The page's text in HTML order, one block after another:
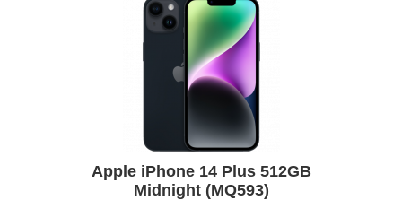
Apple iPhone 14 Plus 512GB
Midnight (MQ593)